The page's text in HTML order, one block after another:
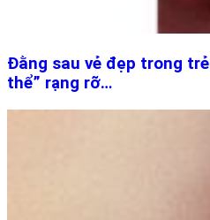
Đằng sau vẻ đẹp trong
thể” rạng rỡ…